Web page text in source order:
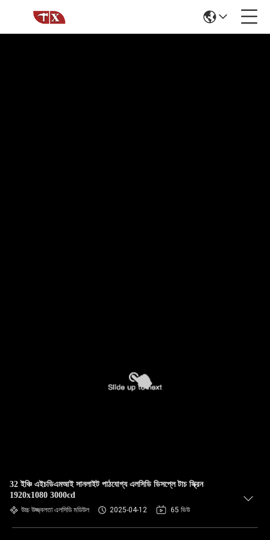
32 ইঞ্চি এইচডিএমআই সানলাইট পাঠযোগ্য এলসিডি ডিসপ্লে টাচ স্ক্রিন
1920x1080 3000cd
উচ্চ উজ্জ্বলতা এলসিডি মডিউল 2025-04-12 65 ভিউ